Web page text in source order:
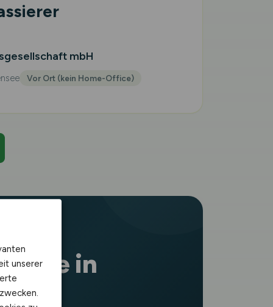
mbH
Vor Ort (kein Home-Office)
in
unserer